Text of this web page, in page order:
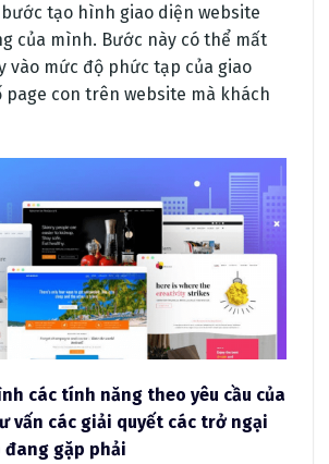
tạo hình giao diện website
của mình. Bước này có thể mất
vào mức độ phức tạp của giao
page con trên website mà khách
các tính năng theo yêu cầu của
vấn các giải quyết các trở ngại
gặp phải